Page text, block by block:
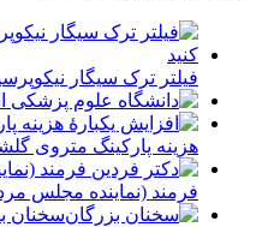
فیلتر ترک سیگار
هزینه پارکینگ متروی
فرمند (نماينده مجلس
سخنان